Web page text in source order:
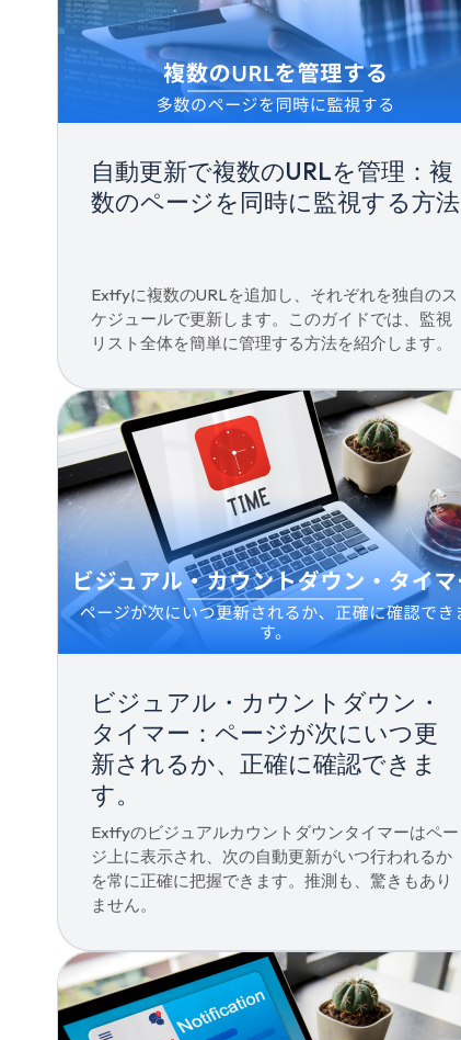
自動更新で複数のURLを管理：複
数のページを同時に監視する方法
Extfyに複数のURLを追加し、それぞれを独自のス
ケジュールで更新します。このガイドでは、監視
リスト全体を簡単に管理する方法を紹介します。
ビジュアル・カウントダウン・
タイマー：ページが次にいつ更
新されるか、正確に確認できま
す。
Extfyのビジュアルカウントダウンタイマーはペー
ジ上に表示され、次の自動更新がいつ行われるか
を常に正確に把握できます。推測も、驚きもあり
ません。